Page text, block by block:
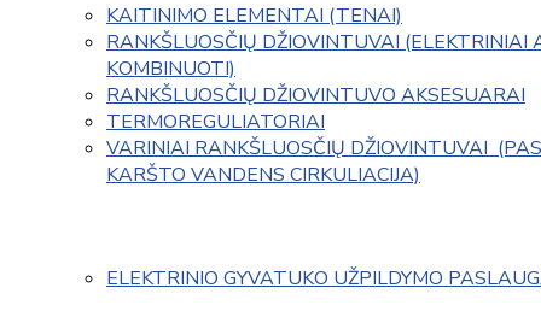
KAITINIMO ELEMENTAI (TENAI)
RANKŠLUOSČIŲ DŽIOVINTUVAI (ELEKTRINIAI
KOMBINUOTI)
RANKŠLUOSČIŲ DŽIOVINTUVO AKSESUARAI
TERMOREGULIATORIAI
VARINIAI RANKŠLUOSČIŲ DŽIOVINTUVAI
KARŠTO VANDENS CIRKULIACIJA)
ELEKTRINIO GYVATUKO UŽPILDYMO